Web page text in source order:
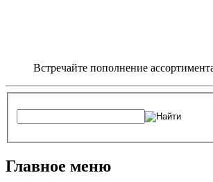
Встречайте пополнение
Главное меню